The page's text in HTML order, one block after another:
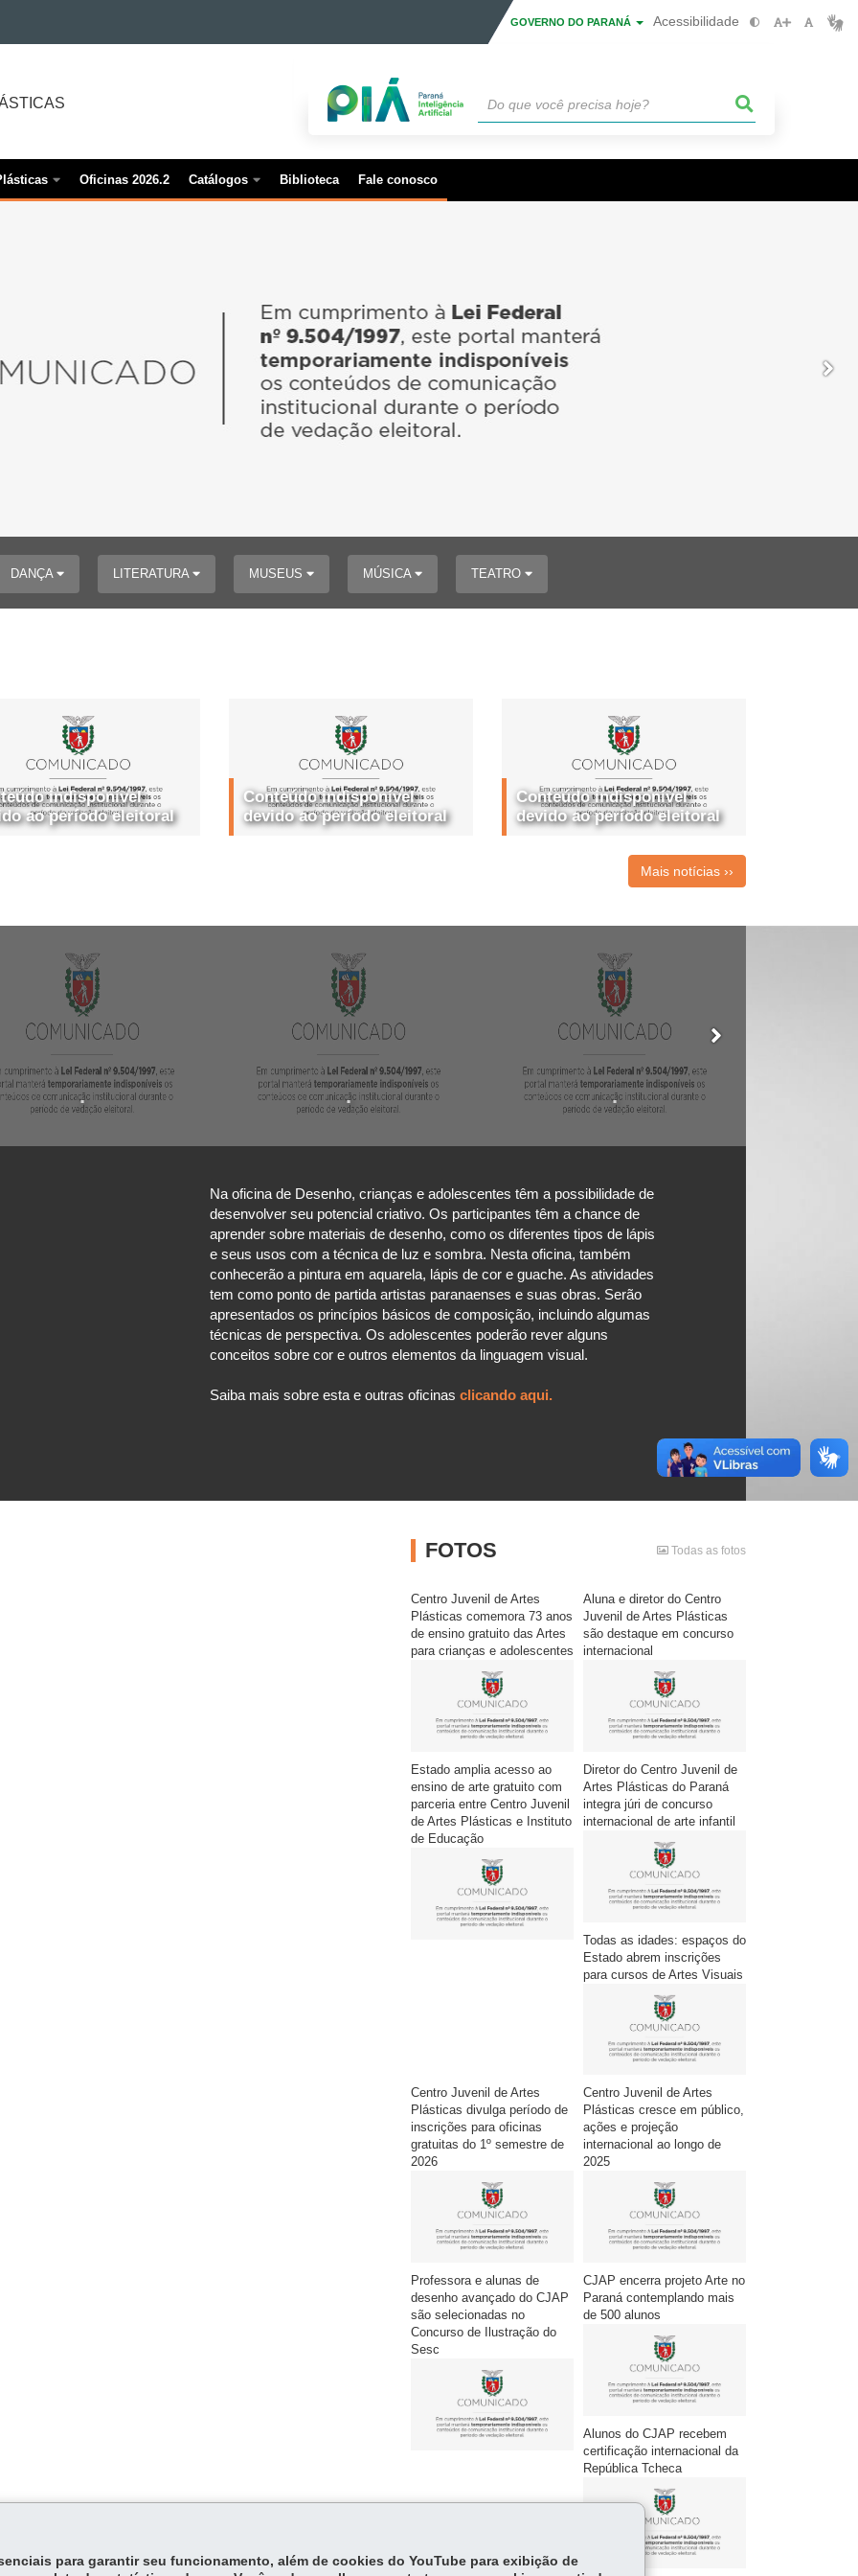
GOVERNO DO PARANÁ Acessibilidade
Oficinas 2026.2 Catálogos Biblioteca Fale conosco
DANÇA LITERATURA MUSEUS MÚSICA TEATRO
indisponível
ao período eleitoral
Conteúdo indisponível
devido ao período eleitoral
Conteúdo indisponível
devido ao período eleitoral
Mais notícias ››
. . .
Na oficina de Desenho, crianças e adolescentes têm a possibilidade de
desenvolver seu potencial criativo. Os participantes têm a chance de
aprender sobre materiais de desenho, como os diferentes tipos de lápis
e seus usos com a técnica de luz e sombra. Nesta oficina, também
conhecerão a pintura em aquarela, lápis de cor e guache. As atividades
tem como ponto de partida artistas paranaenses e suas obras. Serão
apresentados os princípios básicos de composição, incluindo algumas
técnicas de perspectiva. Os adolescentes poderão rever alguns
conceitos sobre cor e outros elementos da linguagem visual.
Saiba mais sobre esta e outras oficinas clicando aqui.
FOTOS Todas as fotos
Centro Juvenil de Artes
Plásticas comemora 73 anos
de ensino gratuito das Artes
para crianças e adolescentes
Aluna e diretor do Centro
Juvenil de Artes Plásticas
são destaque em concurso
internacional
Estado amplia acesso ao
ensino de arte gratuito com
parceria entre Centro Juvenil
de Artes Plásticas e Instituto
de Educação
Diretor do Centro Juvenil de
Artes Plásticas do Paraná
integra júri de concurso
internacional de arte infantil
Todas as idades: espaços do
Estado abrem inscrições
para cursos de Artes Visuais
Centro Juvenil de Artes
Plásticas divulga período de
inscrições para oficinas
gratuitas do 1º semestre de
2026
Centro Juvenil de Artes
Plásticas cresce em público,
ações e projeção
internacional ao longo de
2025
Professora e alunas de
desenho avançado do CJAP
são selecionadas no
Concurso de Ilustração do
Sesc
CJAP encerra projeto Arte no
Paraná contemplando mais
de 500 alunos
Alunos do CJAP recebem
certificação internacional da
República Tcheca
para garantir seu funcionamento, além de cookies do YouTube para exibição de